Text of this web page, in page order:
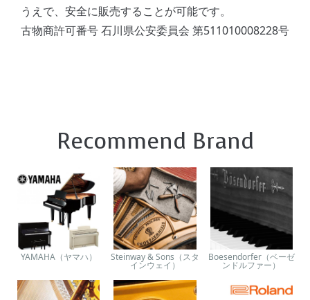
うえで、安全に販売することが可能です。
古物商許可番号 石川県公安委員会 第511010008228号
Recommend Brand
YAMAHA（ヤマハ） Steinway & Sons（スタ
インウェイ）
Boesendorfer（ベーゼ
ンドルファー）